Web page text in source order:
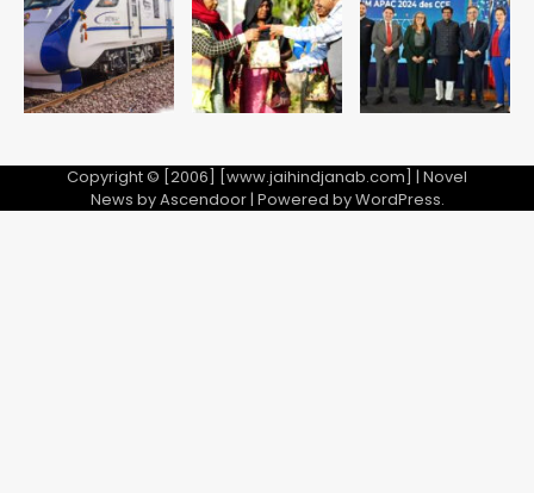
2
अब पहला स्थान हासिल करना लक्ष्य: डीएम
Team JHJ
फरार आरोपी
Team JHJ
Copyright © [2006] [www.jaihindjanab.com] | Novel
News byAscendoor| Powered byWordPress.